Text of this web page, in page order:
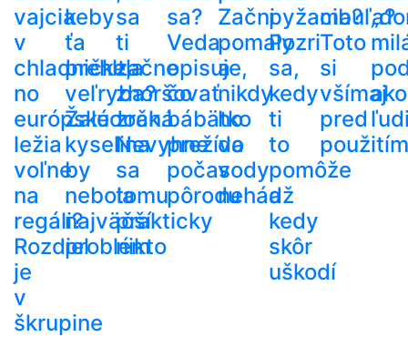
vajcia
v
chladničke,
no
európske
ležia
voľne
na
regáli?
Rozdiel
je
v
škrupine
keby
ťa
prehltla
veľryba?
Žalúdočná
kyselina
by
nebola
najväčší
problém
sa
ti
začne
zhoršovať
zrak.
Nevyhne
sa
tomu
prakticky
nikto
sa?
Veda
opisuje,
čo
bábätko
prežíva
počas
pôrodu
Začni
pomaly
a
nikdy
ho
do
vody
nehádž
pyžama?
Pozri
sa,
kedy
ti
to
pomôže
a
kedy
skôr
uškodí
cibuľa?
Toto
si
všímaj
pred
použitím
ako